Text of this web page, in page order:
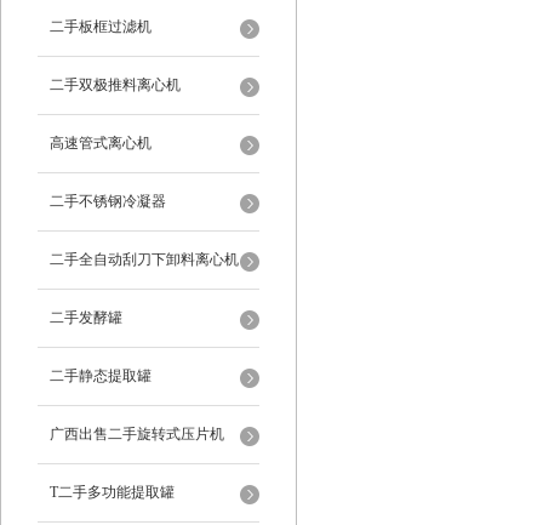
二手板框过滤机
二手双极推料离心机
高速管式离心机
二手不锈钢冷凝器
二手全自动刮刀下卸料离心机
二手发酵罐
二手静态提取罐
广西出售二手旋转式压片机
T二手多功能提取罐